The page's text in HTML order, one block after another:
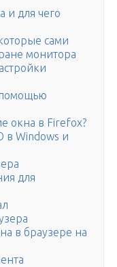
и для чего
сами
монитора
помощью
окна в Firefox?
в Windows и
для
в браузере на